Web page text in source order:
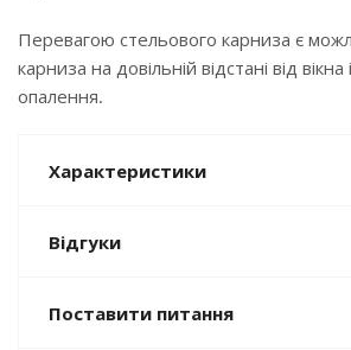
Перевагою стельового карниза є
карниза на довільній відстані від вікна
опалення.
Характеристики
Відгуки
Поставити питання